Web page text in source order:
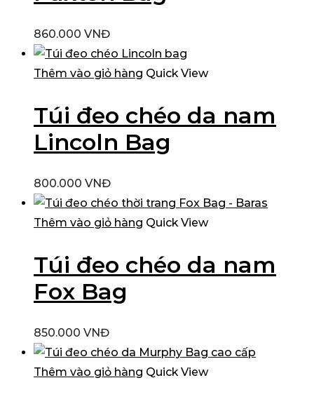
860.000 VNĐ
Thêm vào giỏ hàng Quick View
Túi đeo chéo da nam
Lincoln Bag
800.000 VNĐ
Thêm vào giỏ hàng Quick View
Túi đeo chéo da nam
Fox Bag
850.000 VNĐ
Thêm vào giỏ hàng Quick View